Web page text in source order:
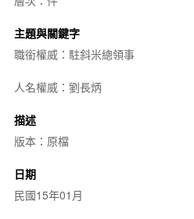
主題與關鍵字
職銜權威：駐斜米總領事
人名權威：劉長炳
描述
版本：原檔
日期
民國15年01月